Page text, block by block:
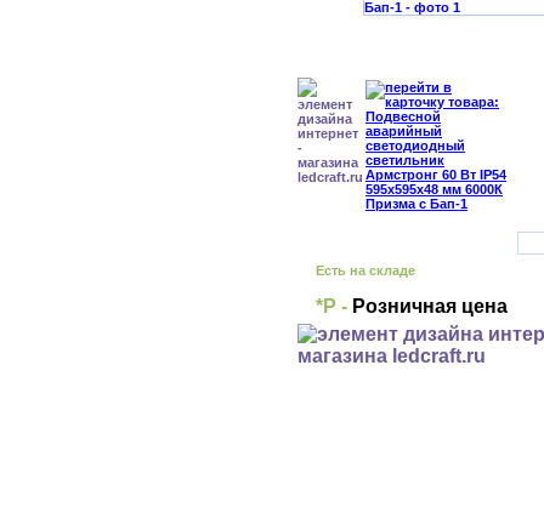
Есть на складе
*Р - Розничная цена